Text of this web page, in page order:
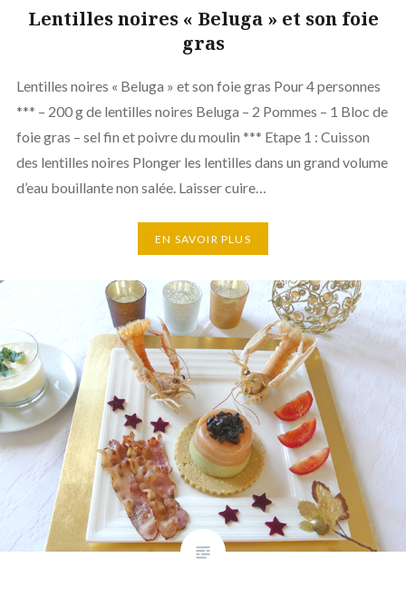
Lentilles noires « Beluga » et son foie
gras
Lentilles noires « Beluga » et son foie gras Pour 4 personnes
*** – 200 g de lentilles noires Beluga – 2 Pommes – 1 Bloc de
foie gras – sel fin et poivre du moulin *** Etape 1 : Cuisson
des lentilles noires Plonger les lentilles dans un grand volume
d’eau bouillante non salée. Laisser cuire…
EN SAVOIR PLUS